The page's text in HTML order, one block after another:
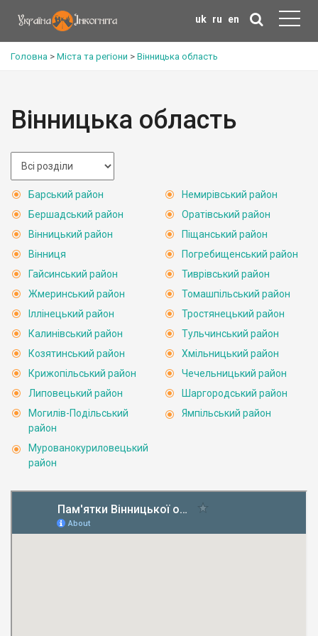
uk ru en
Головна > Міста та регіони > Вінницька область
Вінницька область
Барський район
Бершадський район
Вінницький район
Вінниця
Гайсинський район
Жмеринський район
Іллінецький район
Калинівський район
Козятинський район
Крижопільський район
Липовецький район
Могилів-Подільський
район
Мурованокуриловецький
район
Немирівський район
Оратівський район
Піщанський район
Погребищенський район
Тиврівський район
Томашпільський район
Тростянецький район
Тульчинський район
Хмільницький район
Чечельницький район
Шаргородський район
Ямпільський район